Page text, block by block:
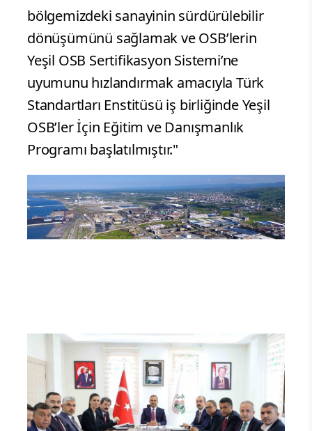
bölgemizdeki sanayinin sürdürülebilir
dönüşümünü sağlamak ve OSB’lerin
Yeşil OSB Sertifikasyon Sistemi’ne
uyumunu hızlandırmak amacıyla Türk
Standartları Enstitüsü iş birliğinde Yeşil
OSB’ler İçin Eğitim ve Danışmanlık
Programı başlatılmıştır."